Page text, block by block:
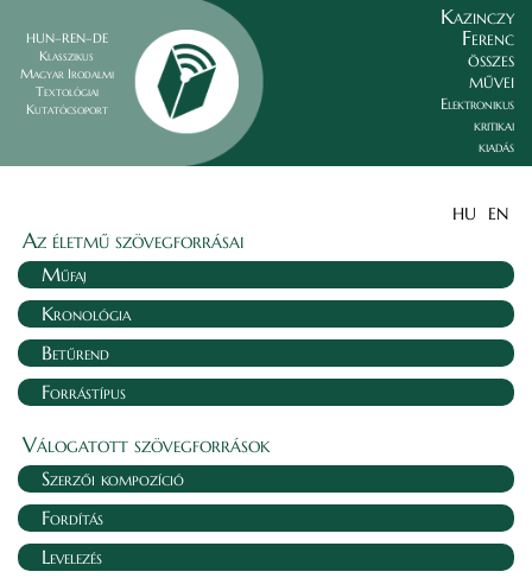
HUN–REN–DE
Klasszikus
Magyar Irodalmi
Textológiai
Kutatócsoport
Kazinczy
Ferenc
összes
művei
Elektronikus
kritikai
kiadás
HU EN
Az életmű szövegforrásai
Műfaj
Kronológia
Betűrend
Forrástípus
Válogatott szövegforrások
Szerzői kompozíció
Fordítás
Levelezés